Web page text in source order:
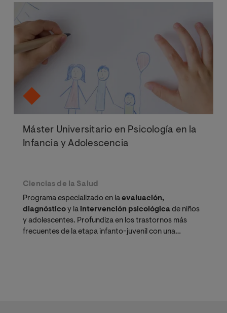
Máster Universitario en Psicología en la
Infancia y Adolescencia
Ciencias de la Salud
Programa especializado en laevaluación,
diagnóstico y la intervención psicológica de niños
y adolescentes. Profundiza en los trastornos más
frecuentes de la etapa infanto-juvenil con una